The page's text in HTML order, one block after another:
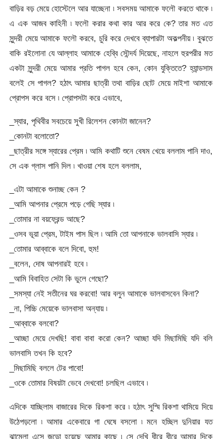
বাড়ির বড় মেয়ে হোস্টেলে আর যাচ্ছেনা ৷ সবসময় আমাকে ফলৌ করতে থাকে ৷
এ এক আজব কাহিনী ৷ ফলৌ করার কথা কার আর করে কে? তার মত এত
সুন্দরী মেয়ে আমাকে ফলৌ করবে, চুরি করে দেখবে ব্যাপারটা অকল্পনীয় ৷ বুঝতে
বাকি রইলোনা যে আল্লাহ আমাকে হেব্বি সৌন্দর্য দিয়েছে, নাহলে হুরপরীর মত
একটা সুন্দরী মেয়ে আমার প্রতি পাগল হবে কেন, কোন যুক্তিতে? হ্যান্ডসাম
বলেই সে পাগল? হঠাৎ আমার ছাত্রী তথা বাড়ির ছোট মেয়ে মাইশা আমাকে
প্রোপস করে বসে ৷ প্রোপসটা করে এভাবে,
_স্যার, পৃথিবীর সবচেয়ে সুখী রিলেশন কোনটা জানেন?
_কোনটা বলোতো?
_ছাত্রীর সঙ্গে স্যারের প্রেম ৷ আমি কথাটি শুনে বেষম খেয়ে বললাম পানি দাও,
সে এক গ্লাস পানি দিল ৷ খাওয়া শেষ হলে বললাম,
_এটা আমাকে শুনাচ্ছ কেন ?
_আমি আপনার প্রেমে পড়ে গেছি স্যার ৷
_তোমার না বয়ফ্রেন্ড আছে?
_ওসব ভূয়া প্রেম, টাইম পাস ছিল ৷ আমি তো আপনাকে ভালবাসি স্যার ৷
_তোমার আব্বাকে বলে দিবো, হুম!
_বলেন, দোষ আপনারই হবে ৷
_আমি বিবাহিত সেটা কি ভুলে গেছো?
_সমস্যা নেই সতীনের ঘর করবো! আর বলুন আমাকে ভালবাসবেন কিনা?
_না, পিচ্চি মেয়েকে ভালবাসা অন্যায় ৷
_আব্বাকে বলবো?
_আচ্ছা মেয়ে দেখছি! বাবা বাবা করো কেন? আচ্ছা যদি মিছামিছি যদি বলি
ভালবাসি তখন কি হবে?
_মিছামিছি বললে টের পাবো!
_ওকে তোমার বিষয়টা ভেবে দেখবো! চলছিল এভাবে ৷
এদিকে যাচ্ছিলাম বাজারের দিকে রিকশা করে ৷ হঠাৎ সুস্মি রিকশা থামিয়ে দিয়ে
উঠেপড়লো ৷ আমার একেবারে গা ঘেষে বসলো ৷ মনে হচ্ছিল দুনিয়ার যত
ঝামেলা এসে জড়ো হয়েছে আমার কাছে ৷ সে দেখি ধীরে ধীরে আমার দিকে